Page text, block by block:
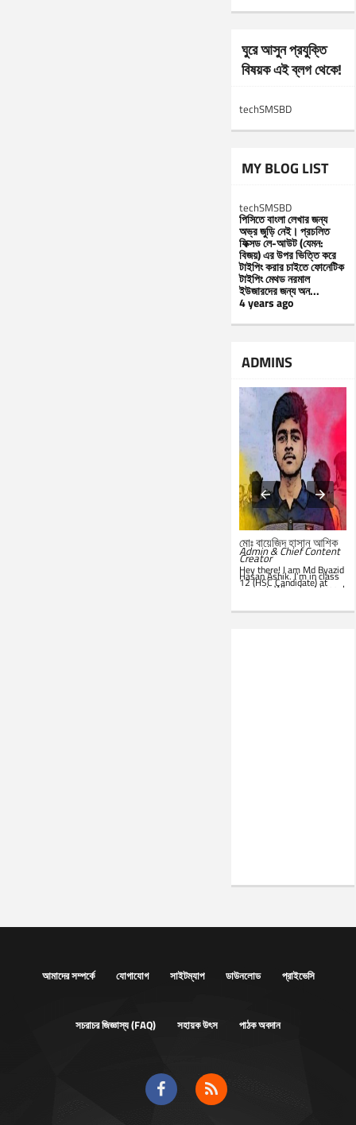
ঘুরে আসুন প্রযুক্তি
বিষয়ক এই ব্লগ থেকে!
techSMSBD
MY BLOG LIST
techSMSBD
পিসিতে বাংলা লেখার জন্য
অভ্র জুড়ি নেই। প্রচলিত
ফিক্সড লে-আউট (যেমন:
বিজয়) এর উপর ভিত্তি করে
টাইপিং করার চাইতে ফোনেটিক
টাইপিং মেথড নরমাল
ইউজারদের জন্য অন...
4 years ago
ADMINS
মোঃ বায়েজিদ হাসান আশিক
Admin & Chief Content
Creator
Hey there! I am Md Byazid
Hasan Ashik. I’m in class
12 (HSC Candidate) at
present. When I get time, I
like this website. Best of
luck!
আমাদের সম্পর্কে যোগাযোগ সাইটম্যাপ ডাউনলোড প্রাইভেসি
সচরাচর জিজ্ঞাস্য (FAQ) সহায়ক উৎস পাঠক অবদান